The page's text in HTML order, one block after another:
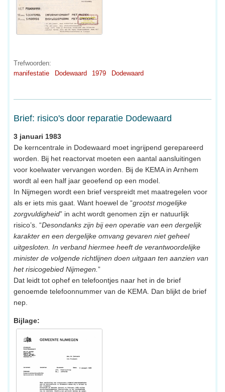
Trefwoorden:
manifestatie
Dodewaard 1979 Dodewaard
Brief: risico's door reparatie Dodewaard
3 januari 1983
De kerncentrale in Dodewaard moet ingrijpend gerepareerd
worden. Bij het reactorvat moeten een aantal aansluitingen
voor koelwater vervangen worden. Bij de KEMA in Arnhem
wordt al een half jaar geoefend op een model.
In Nijmegen wordt een brief verspreidt met maatregelen voor
als er iets mis gaat. Want hoewel de “grootst mogelijke
zorgvuldigheid” in acht wordt genomen zijn er natuurlijk
risico’s. “Desondanks zijn bij een operatie van een dergelijk
karakter en een dergelijke omvang gevaren niet geheel
uitgesloten. In verband hiermee heeft de verantwoordelijke
minister de volgende richtlijnen doen uitgaan ten aanzien van
het risicogebied Nijmegen. ”
Dat leidt tot ophef en telefoontjes naar het in de brief
genoemde telefoonnummer van de KEMA. Dan blijkt de brief
nep.
Bijlage: